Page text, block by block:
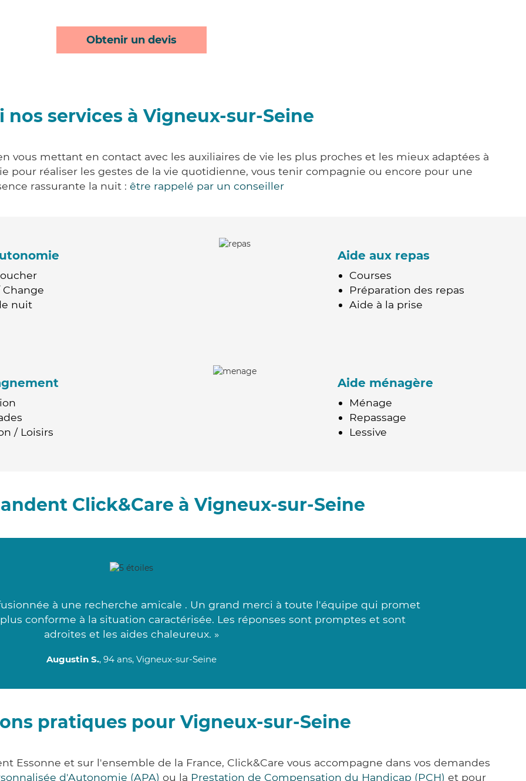
Obtenir un devis
nos services à Vigneux-sur-Seine
vous mettant en contact avec les auxiliaires de vie les plus proches et les mieux adaptées à
pour réaliser les gestes de la vie quotidienne, vous tenir compagnie ou encore pour une
rassurante la nuit : être rappelé par un conseiller
nuit
Aide aux repas
Courses
Préparation des repas
Aide à la prise
/ Loisirs
Aide ménagère
Ménage
Repassage
Lessive
Click&Care à Vigneux-sur-Seine
à une recherche amicale . Un grand merci à toute l'équipe qui promet
conforme à la situation caractérisée. Les réponses sont promptes et sont
adroites et les aides chaleureux. »
Augustin S., 94 ans, Vigneux-sur-Seine
pratiques pour Vigneux-sur-Seine
Essonne et sur l'ensemble de la France, Click&Care vous accompagne dans vos demandes
d'Autonomie (APA) ou la Prestation de Compensation du Handicap (PCH) et pour